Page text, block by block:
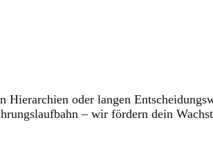
oder langen
– wir fördern dein